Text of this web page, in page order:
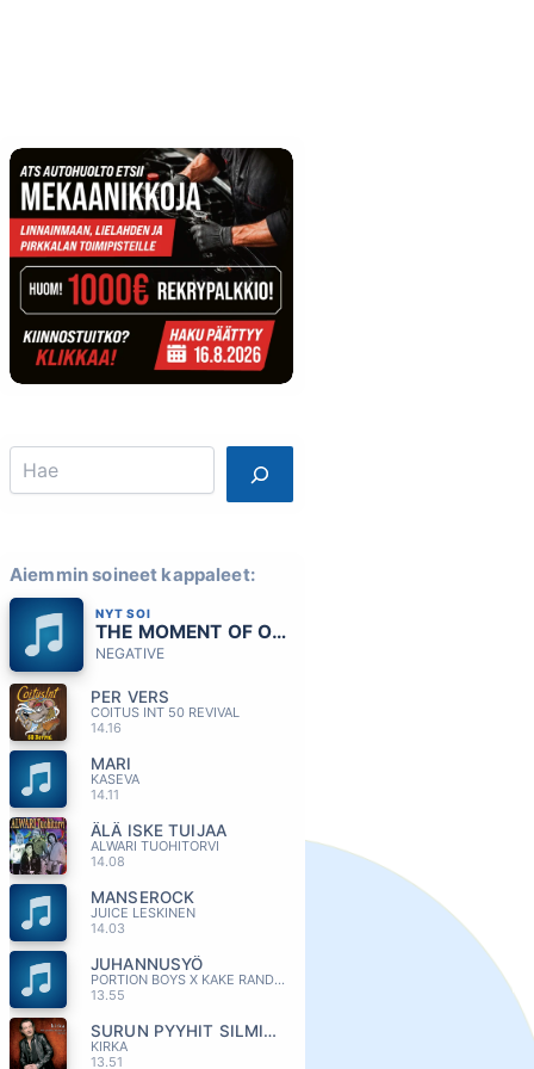
Search
Aiemmin soineet kappaleet:
NYT SOI
THE MOMENT OF OUR LOVE
NEGATIVE
PER VERS
COITUS INT 50 REVIVAL
14.16
MARI
KASEVA
14.11
ÄLÄ ISKE TUIJAA
ALWARI TUOHITORVI
14.08
MANSEROCK
JUICE LESKINEN
14.03
JUHANNUSYÖ
PORTION BOYS X KAKE RANDELIN
13.55
SURUN PYYHIT SILMISTÄNI
KIRKA
13.51